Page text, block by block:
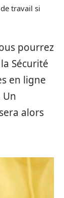
travail si
pourrez
Sécurité
en ligne
Un
alors